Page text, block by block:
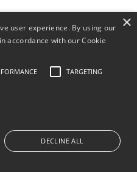
×
user experience. By using our
accordance with our Cookie
TARGETING
DECLINE ALL